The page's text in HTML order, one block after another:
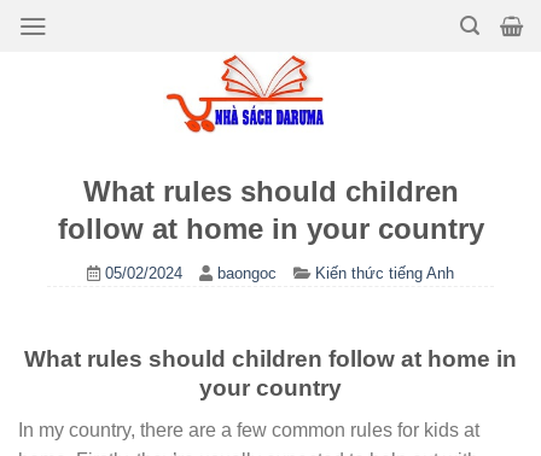
Bỏ
What rules should children
follow at home in your country
05/02/2024 baongoc Kiến thức tiếng Anh
What rules should children follow at home in
your country
In my country, there are a few common rules for kids at